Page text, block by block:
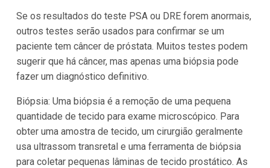
Se os resultados do teste PSA ou DRE forem anormais,
outros testes serão usados para confirmar se um
paciente tem câncer de próstata. Muitos testes podem
sugerir que há câncer, mas apenas uma biópsia pode
fazer um diagnóstico definitivo.
Biópsia: Uma biópsia é a remoção de uma pequena
quantidade de tecido para exame microscópico. Para
obter uma amostra de tecido, um cirurgião geralmente
usa ultrassom transretal e uma ferramenta de biópsia
para coletar pequenas lâminas de tecido prostático. As